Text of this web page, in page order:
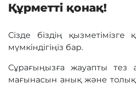
Бос жұмыс орындары
Байланыс
Құрметті қонақ!
Сізде біздің
мүмкіндігіңіз бар.
Сұрағыңызға жауапты тез
мағынасын анық және толық